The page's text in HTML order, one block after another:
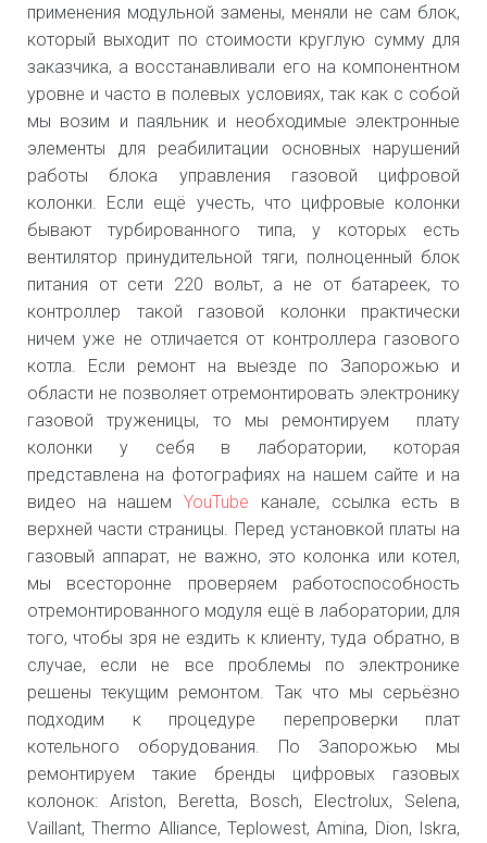
применения модульной замены, меняли не сам блок,
который выходит по стоимости круглую сумму для
заказчика, а восстанавливали его на компонентном
уровне и часто в полевых условиях, так как с собой
мы возим и паяльник и необходимые электронные
элементы для реабилитации основных нарушений
работы блока управления газовой цифровой
колонки. Если ещё учесть, что цифровые колонки
бывают турбированного типа, у которых есть
вентилятор принудительной тяги, полноценный блок
питания от сети 220 вольт, а не от батареек, то
контроллер такой газовой колонки практически
ничем уже не отличается от контроллера газового
котла. Если ремонт на выезде по Запорожью и
области не позволяет отремонтировать электронику
газовой труженицы, то мы ремонтируем плату
колонки у себя в лаборатории, которая
представлена на фотографиях на нашем сайте и на
видео на нашемYouTube канале, ссылка есть в
верхней части страницы. Перед установкой платы на
газовый аппарат, не важно, это колонка или котел,
мы всесторонне проверяем работоспособность
отремонтированного модуля ещё в лаборатории, для
того, чтобы зря не ездить к клиенту, туда обратно, в
случае, если не все проблемы по электронике
решены текущим ремонтом. Так что мы серьёзно
подходим к процедуре перепроверки плат
котельного оборудования. По Запорожью мы
ремонтируем такие бренды цифровых газовых
колонок: Ariston, Beretta, Bosch, Electrolux, Selena,
Vaillant, Thermo Alliance, Teplowest, Amina, Dion, Iskra,